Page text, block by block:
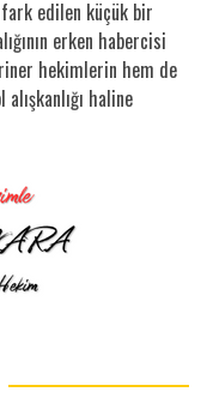
edilen küçük bir
erken habercisi
hekimlerin hem de
haline